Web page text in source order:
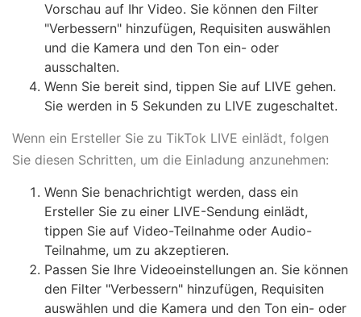
Vorschau auf Ihr Video. Sie können den Filter
"Verbessern" hinzufügen, Requisiten auswählen
und die Kamera und den Ton ein- oder
ausschalten.
Wenn Sie bereit sind, tippen Sie auf LIVE gehen.
Sie werden in 5 Sekunden zu LIVE zugeschaltet.
Wenn ein Ersteller Sie zu TikTok LIVE einlädt, folgen
Sie diesen Schritten, um die Einladung anzunehmen:
Wenn Sie benachrichtigt werden, dass ein
Ersteller Sie zu einer LIVE-Sendung einlädt,
tippen Sie auf Video-Teilnahme oder Audio-
Teilnahme, um zu akzeptieren.
Passen Sie Ihre Videoeinstellungen an. Sie können
den Filter "Verbessern" hinzufügen, Requisiten
auswählen und die Kamera und den Ton ein- oder